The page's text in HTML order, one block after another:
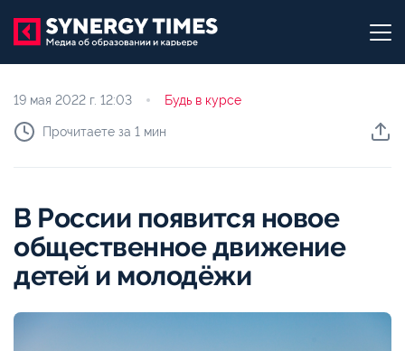
19 мая 2022 г. 12:03 Будь в курсе
Прочитаете за 1 мин
В России появится новое
общественное движение
детей и молодёжи